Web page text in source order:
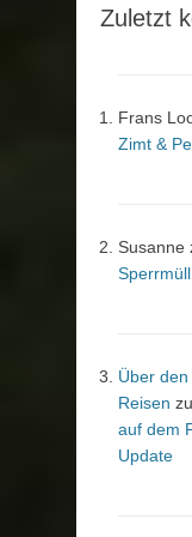
Zuletzt
Frans
Zimt &
Susanne
Über
Reisen zu
auf dem
Update